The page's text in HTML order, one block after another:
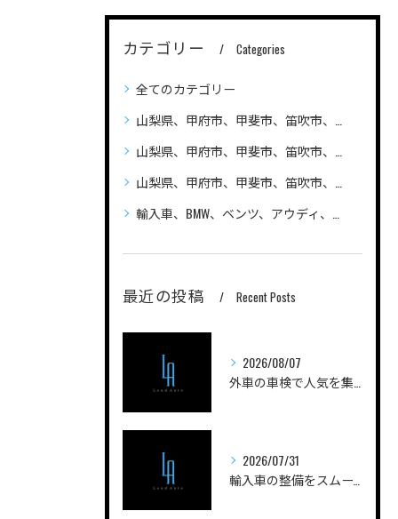
カテゴリー Categories
全てのカテゴリー
山梨県、甲府市、甲斐市、笛吹市、昭和町、
山梨県、甲府市、甲斐市、笛吹市、昭和町、自動車（普通車、軽自動車、ハイブリッド車）の車検、整備、修理なら笛吹市のLandAuto（ランドオート）へご相談ください 安い
山梨県、甲府市、甲斐市、笛吹市、昭和町、輸入車の車検、整備、修理なら笛吹市のLandAuto（ランドオート）へご相談ください
輸入車、BMW、ベンツ、アウディ、ジープ、プジョー、フォルクスワーゲン、ポルシェ、自動車の車検、整備、修理ならLandAutoへご相談ください
最近の投稿 Recent Posts
2026/08/07
2026/07/31